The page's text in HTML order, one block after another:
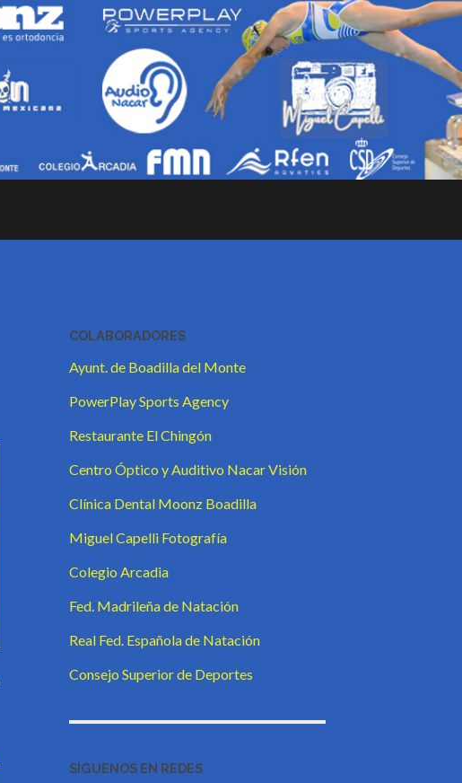
COLABORADORES
Ayunt. de Boadilla del Monte
PowerPlay Sports Agency
Restaurante El Chingón
Centro Óptico y Auditivo Nacar Visión
Clínica Dental Moonz Boadilla
Miguel Capelli Fotografía
Colegio Arcadia
Fed. Madrileña de Natación
Real Fed. Española de Natación
Consejo Superior de Deportes
SÍGUENOS EN REDES